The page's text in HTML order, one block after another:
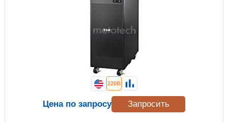
220В
Цена по запросу Запросить